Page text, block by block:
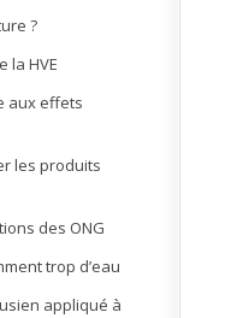
?
la HVE
aux effets
les produits
des ONG
trop d’eau
appliqué à